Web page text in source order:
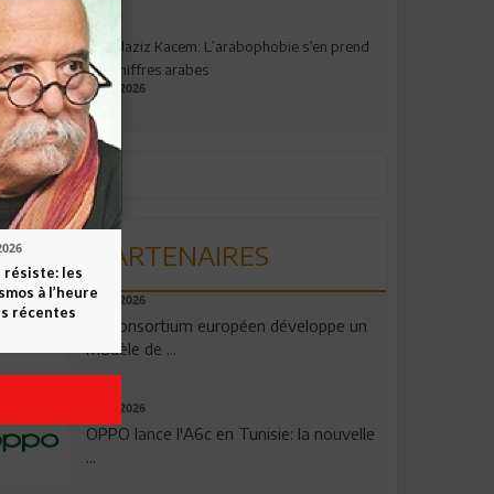
Abdelaziz Kacem: L’arabophobie s’en prend
aux chiffres arabes
09.07.2026
PARTENAIRES
06.08.2026
Un consortium européen développe un
modèle de ...
04.08.2026
OPPO lance l'A6c en Tunisie: la nouvelle
...
résiste: les
à l’heure
récentes